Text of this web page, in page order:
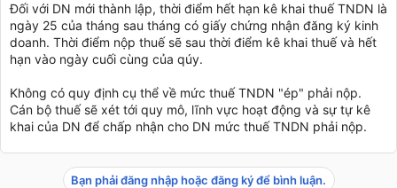
Đối với DN mới thành lập, thời điểm hết hạn kê khai thuế TNDN là
ngày 25 của tháng sau tháng có giấy chứng nhận đăng ký kinh
doanh. Thời điểm nộp thuế sẽ sau thời điểm kê khai thuế và hết
hạn vào ngày cuối cùng của qúy.
Không có quy định cụ thể về mức thuế TNDN "ép" phải nộp.
Cán bộ thuế sẽ xét tới quy mô, lĩnh vực hoạt động và sự tự kê
khai của DN để chấp nhận cho DN mức thuế TNDN phải nộp.
Bạn phải đăng nhập hoặc đăng ký để bình luận.